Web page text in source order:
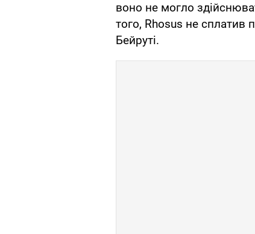
воно не могло
того, Rhosus не сплатив
Бейруті.